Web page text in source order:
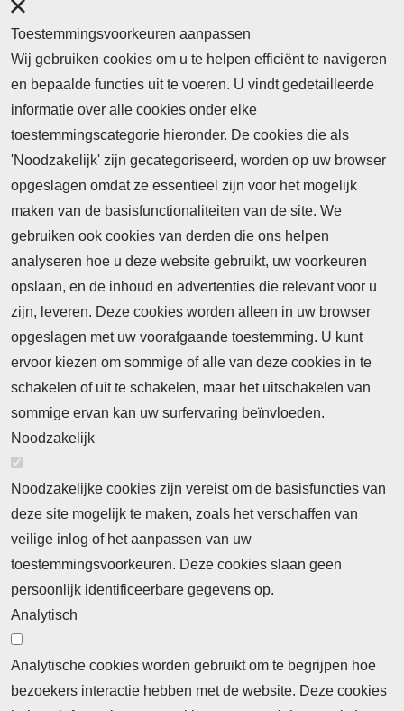
juni - 2026
april - 2026
Toestemmingsvoorkeuren aanpassen
Wij gebruiken cookies om u te helpen efficiënt te navigeren
en bepaalde functies uit te voeren. U vindt gedetailleerde
informatie over alle cookies onder elke
toestemmingscategorie hieronder. De cookies die als
'Noodzakelijk' zijn gecategoriseerd, worden op uw browser
opgeslagen omdat ze essentieel zijn voor het mogelijk
maken van de basisfunctionaliteiten van de site. We
gebruiken ook cookies van derden die ons helpen
analyseren hoe u deze website gebruikt, uw voorkeuren
opslaan, en de inhoud en advertenties die relevant voor u
zijn, leveren. Deze cookies worden alleen in uw browser
opgeslagen met uw voorafgaande toestemming. U kunt
ervoor kiezen om sommige of alle van deze cookies in te
schakelen of uit te schakelen, maar het uitschakelen van
sommige ervan kan uw surfervaring beïnvloeden.
Noodzakelijk
Noodzakelijke cookies zijn vereist om de basisfuncties van
deze site mogelijk te maken, zoals het verschaffen van
veilige inlog of het aanpassen van uw
toestemmingsvoorkeuren. Deze cookies slaan geen
persoonlijk identificeerbare gegevens op.
Analytisch
Analytische cookies worden gebruikt om te begrijpen hoe
bezoekers interactie hebben met de website. Deze cookies
Nieuws
Neem contact op
Algemene Leveringsvoorwaarden
Cookieverklaring
Privacyverklaring
Abonnementinformatie Inlogprocedure
Nieuws
Laatste nieuws
Meld u aan voor onze nieuwsbrief
Ontvang 2 keer per maand de nieuwsbrief met